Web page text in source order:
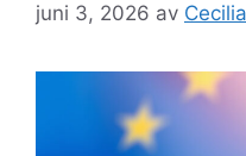
juni 3, 2026 av